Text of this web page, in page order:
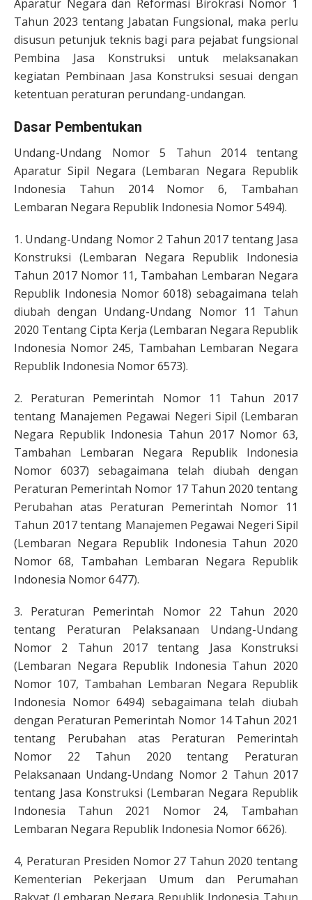
Aparatur Negara dan Reformasi Birokrasi Nomor 1
Tahun 2023 tentang Jabatan Fungsional, maka perlu
disusun petunjuk teknis bagi para pejabat fungsional
Pembina Jasa Konstruksi untuk melaksanakan
kegiatan Pembinaan Jasa Konstruksi sesuai dengan
ketentuan peraturan perundang-undangan.
Dasar Pembentukan
Undang-Undang Nomor 5 Tahun 2014 tentang
Aparatur Sipil Negara (Lembaran Negara Republik
Indonesia Tahun 2014 Nomor 6, Tambahan
Lembaran Negara Republik Indonesia Nomor 5494).
1. Undang-Undang Nomor 2 Tahun 2017 tentang Jasa
Konstruksi (Lembaran Negara Republik Indonesia
Tahun 2017 Nomor 11, Tambahan Lembaran Negara
Republik Indonesia Nomor 6018) sebagaimana telah
diubah dengan Undang-Undang Nomor 11 Tahun
2020 Tentang Cipta Kerja (Lembaran Negara Republik
Indonesia Nomor 245, Tambahan Lembaran Negara
Republik Indonesia Nomor 6573).
2. Peraturan Pemerintah Nomor 11 Tahun 2017
tentang Manajemen Pegawai Negeri Sipil (Lembaran
Negara Republik Indonesia Tahun 2017 Nomor 63,
Tambahan Lembaran Negara Republik Indonesia
Nomor 6037) sebagaimana telah diubah dengan
Peraturan Pemerintah Nomor 17 Tahun 2020 tentang
Perubahan atas Peraturan Pemerintah Nomor 11
Tahun 2017 tentang Manajemen Pegawai Negeri Sipil
(Lembaran Negara Republik Indonesia Tahun 2020
Nomor 68, Tambahan Lembaran Negara Republik
Indonesia Nomor 6477).
3. Peraturan Pemerintah Nomor 22 Tahun 2020
tentang Peraturan Pelaksanaan Undang-Undang
Nomor 2 Tahun 2017 tentang Jasa Konstruksi
(Lembaran Negara Republik Indonesia Tahun 2020
Nomor 107, Tambahan Lembaran Negara Republik
Indonesia Nomor 6494) sebagaimana telah diubah
dengan Peraturan Pemerintah Nomor 14 Tahun 2021
tentang Perubahan atas Peraturan Pemerintah
Nomor 22 Tahun 2020 tentang Peraturan
Pelaksanaan Undang-Undang Nomor 2 Tahun 2017
tentang Jasa Konstruksi (Lembaran Negara Republik
Indonesia Tahun 2021 Nomor 24, Tambahan
Lembaran Negara Republik Indonesia Nomor 6626).
4, Peraturan Presiden Nomor 27 Tahun 2020 tentang
Kementerian Pekerjaan Umum dan Perumahan